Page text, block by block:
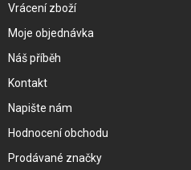
Vrácení zboží
Moje objednávka
Náš příběh
Kontakt
Napište nám
Hodnocení obchodu
Prodávané značky